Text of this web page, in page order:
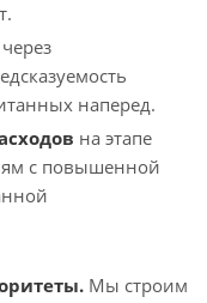
через
наперед.
на этапе
с повышенной
Мы строим